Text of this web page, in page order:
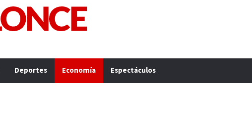
Deportes Economía Espectáculos